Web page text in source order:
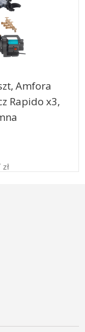
Amfora
Rapido x3,